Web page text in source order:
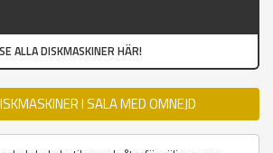
SE ALLA DISKMASKINER HÄR!
I SALA MED OMNEJD